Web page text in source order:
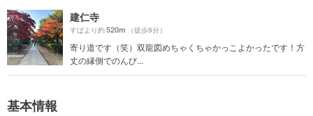
建仁寺
すばより約520m （徒歩9分）
寄り道です（笑）双龍図めちゃくちゃかっこよかったです！方
丈の縁側でのんび...
基本情報